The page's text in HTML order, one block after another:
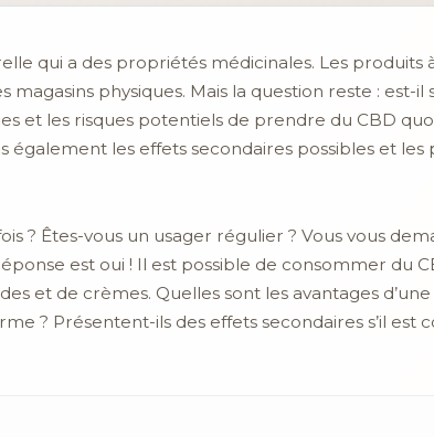
qui a des propriétés médicinales. Les produits
physiques. Mais la question reste : est-
et les risques potentiels de prendre du CBD
les effets secondaires possibles et
? Êtes-vous un usager régulier ? Vous vous
est oui ! Il est possible de consommer du
et de crèmes. Quelles sont les avantages
? Présentent-ils des effets secondaires s’il est